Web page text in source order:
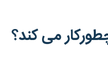
می کند؟